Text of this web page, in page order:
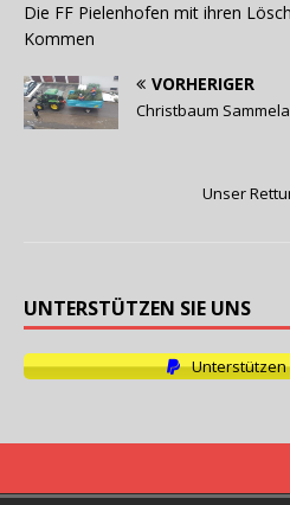
Die FF Pielenhofen mit ihren
Kommen
VORHERIGER
Christbaum
Unser
UNTERSTÜTZEN SIE UNS
Unterstützen